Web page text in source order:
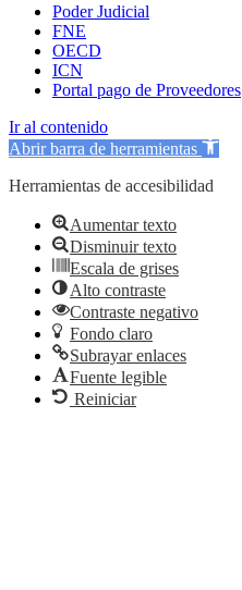
Poder Judicial
FNE
OECD
ICN
Portal pago de Proveedores
Ir al contenido
Abrir barra de herramientas
Herramientas de accesibilidad
Aumentar texto
Disminuir texto
Escala de grises
Alto contraste
Contraste negativo
Fondo claro
Subrayar enlaces
Fuente legible
Reiniciar